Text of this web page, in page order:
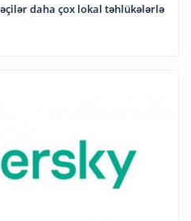
daha çox lokal təhlükələrlə